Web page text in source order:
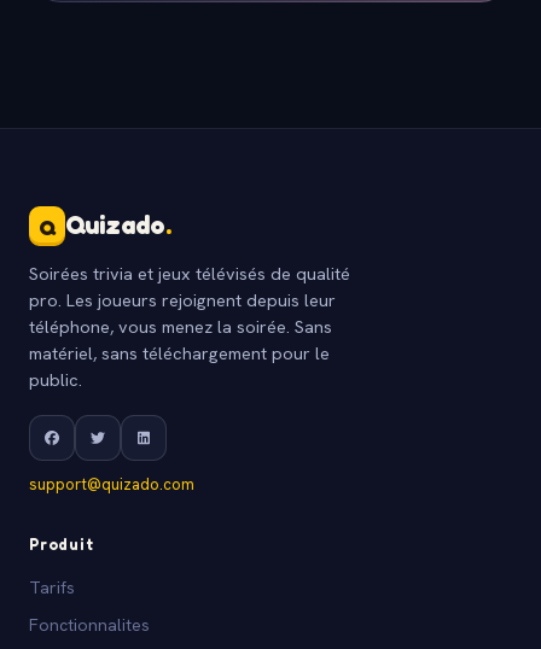
Q Quizado.
Soirées trivia et jeux télévisés de qualité
pro. Les joueurs rejoignent depuis leur
téléphone, vous menez la soirée. Sans
matériel, sans téléchargement pour le
public.
support@quizado.com
Produit
Tarifs
Fonctionnalites